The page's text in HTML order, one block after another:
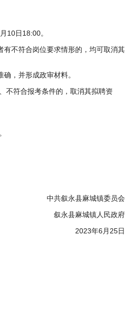
10日18:00。
不符合岗位要求情形的，均可取消其
，并形成政审材料。
不符合报考条件的，取消其拟聘资
中共叙永县麻城镇委员会
叙永县麻城镇人民政府
2023年6月25日